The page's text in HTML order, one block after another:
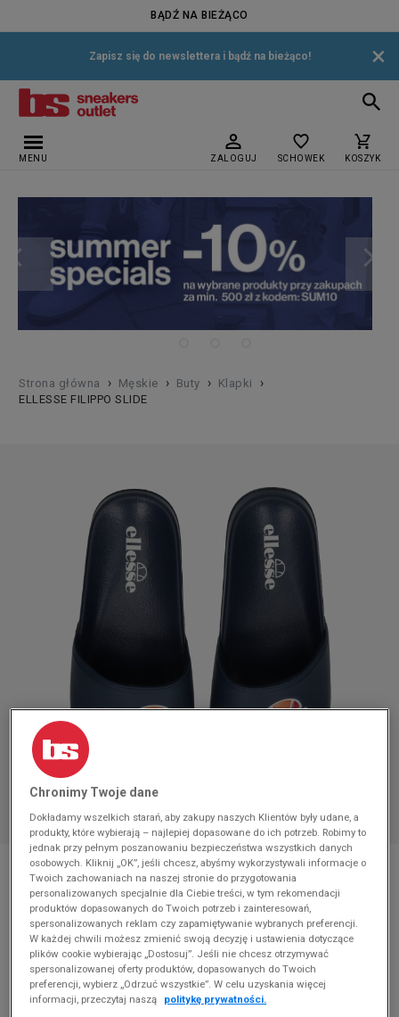
BĄDŹ NA BIEŻĄCO
Zapisz się do newslettera i bądź na bieżąco! ×
MENU ZALOGUJ SCHOWEK KOSZYK
Strona główna › Męskie › Buty › Klapki ›
ELLESSE FILIPPO SLIDE
* Zdjęcie poglądowe
ELLESSE FILIPPO SLIDE
Produkt pochodzi z końcówek aktualnych kolekcji, ubiegłych
sezonów lub z ekspozycji.Szczegóły.
74,99 zł
Chronimy Twoje dane
Dokładamy wszelkich starań, aby zakupy naszych Klientów były udane, a
produkty, które wybierają – najlepiej dopasowane do ich potrzeb. Robimy to
jednak przy pełnym poszanowaniu bezpieczeństwa wszystkich danych
osobowych. Kliknij „OK”, jeśli chcesz, abyśmy wykorzystywali informacje o
Twoich zachowaniach na naszej stronie do przygotowania
personalizowanych specjalnie dla Ciebie treści, w tym rekomendacji
produktów dopasowanych do Twoich potrzeb i zainteresowań,
spersonalizowanych reklam czy zapamiętywanie wybranych preferencji.
W każdej chwili możesz zmienić swoją decyzję i ustawienia dotyczące
plików cookie wybierając „Dostosuj”. Jeśli nie chcesz otrzymywać
spersonalizowanej oferty produktów, dopasowanych do Twoich
preferencji, wybierz „Odrzuć wszystkie”. W celu uzyskania więcej
informacji, przeczytaj naszą
politykę prywatności.